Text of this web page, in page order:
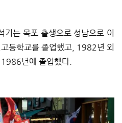
기는 목포 출생으로 성남으로 이
등학교를 졸업했고, 1982년 외
년에 졸업했다.